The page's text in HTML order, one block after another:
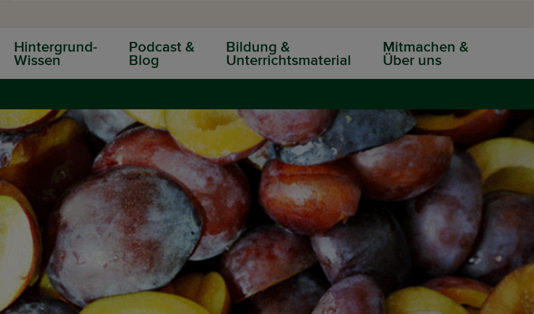
Hintergrund-
Wissen
Podcast &
Blog
Bildung &
Unterrichtsmaterial
Mitmachen &
Über uns